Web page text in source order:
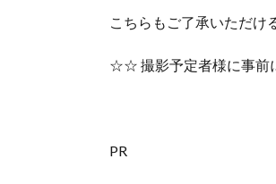
こちらもご了承いただけ
☆☆ 撮影予定者様に事前
PR